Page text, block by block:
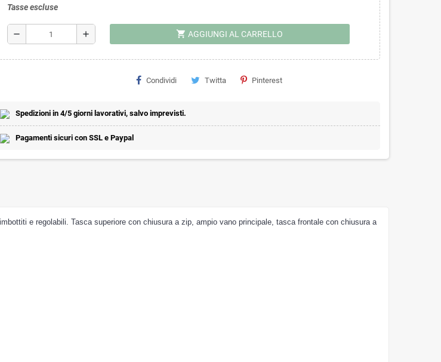
Tasse escluse
remove add shopping_cart AGGIUNGI AL CARRELLO
Condividi Twitta Pinterest
Spedizioni in 4/5 giorni lavorativi, salvo imprevisti.
Pagamenti sicuri con SSL e Paypal
e regolabili. Tasca superiore con chiusura a zip, ampio vano principale, tasca frontale con chiusura a